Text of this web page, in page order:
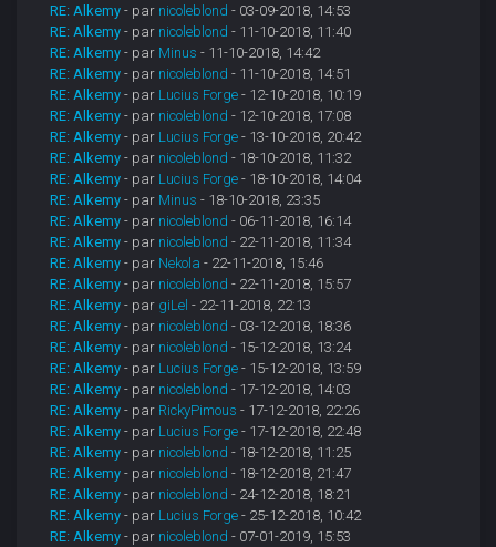
RE: Alkemy - par nicoleblond - 03-09-2018, 14:53
RE: Alkemy - par nicoleblond - 11-10-2018, 11:40
RE: Alkemy - par Minus - 11-10-2018, 14:42
RE: Alkemy - par nicoleblond - 11-10-2018, 14:51
RE: Alkemy - par Lucius Forge - 12-10-2018, 10:19
RE: Alkemy - par nicoleblond - 12-10-2018, 17:08
RE: Alkemy - par Lucius Forge - 13-10-2018, 20:42
RE: Alkemy - par nicoleblond - 18-10-2018, 11:32
RE: Alkemy - par Lucius Forge - 18-10-2018, 14:04
RE: Alkemy - par Minus - 18-10-2018, 23:35
RE: Alkemy - par nicoleblond - 06-11-2018, 16:14
RE: Alkemy - par nicoleblond - 22-11-2018, 11:34
RE: Alkemy - par Nekola - 22-11-2018, 15:46
RE: Alkemy - par nicoleblond - 22-11-2018, 15:57
RE: Alkemy - par giLel - 22-11-2018, 22:13
RE: Alkemy - par nicoleblond - 03-12-2018, 18:36
RE: Alkemy - par nicoleblond - 15-12-2018, 13:24
RE: Alkemy - par Lucius Forge - 15-12-2018, 13:59
RE: Alkemy - par nicoleblond - 17-12-2018, 14:03
RE: Alkemy - par RickyPimous - 17-12-2018, 22:26
RE: Alkemy - par Lucius Forge - 17-12-2018, 22:48
RE: Alkemy - par nicoleblond - 18-12-2018, 11:25
RE: Alkemy - par nicoleblond - 18-12-2018, 21:47
RE: Alkemy - par nicoleblond - 24-12-2018, 18:21
RE: Alkemy - par Lucius Forge - 25-12-2018, 10:42
RE: Alkemy - par nicoleblond - 07-01-2019, 15:53